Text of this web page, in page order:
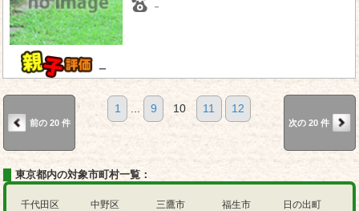
－
－
前の 20 件
1 ... 9 10 11 12
次の 20 件
東京都内の対象市町村一覧：
千代田区
中野区
三鷹市
福生市
日の出町